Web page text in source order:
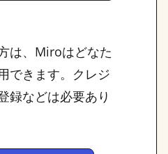
は、Miroはどなた
できます。クレジ
録などは必要あり